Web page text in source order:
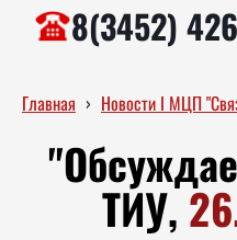
8(3452)
Главная › Новости I МЦП
ТИУ,